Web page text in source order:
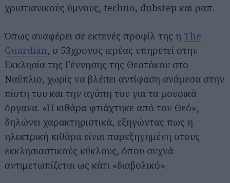
χριστιανικούς ύμνους, techno, dubstep και ραπ.
Όπως αναφέρει σε εκτενές προφίλ της η The
Guardian, ο 53χρονος ιερέας υπηρετεί στην
Εκκλησία της Γέννησης της Θεοτόκου στο
Ναύπλιο, χωρίς να βλέπει αντίφαση ανάμεσα στην
πίστη του και την αγάπη του για τα μουσικά
όργανα. «Η κιθάρα φτιάχτηκε από τον Θεό»,
δηλώνει χαρακτηριστικά, εξηγώντας πως η
ηλεκτρική κιθάρα είναι παρεξηγημένη στους
εκκλησιαστικούς κύκλους, όπου συχνά
αντιμετωπίζεται ως κάτι «διαβολικό».